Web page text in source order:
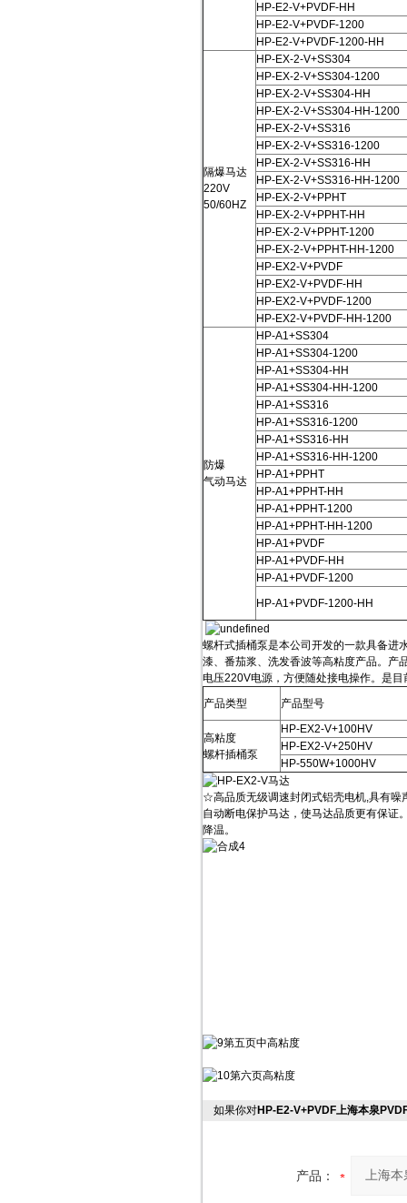
HP-E2-V+PVDF-HH
HP-E2-V+PVDF-1200
HP-E2-V+PVDF-1200-HH
隔爆马达
220V
50/60HZ
HP-EX-2-V+SS304
HP-EX-2-V+SS304-1200
HP-EX-2-V+SS304-HH
HP-EX-2-V+SS304-HH-1200
HP-EX-2-V+SS316
HP-EX-2-V+SS316-1200
HP-EX-2-V+SS316-HH
HP-EX-2-V+SS316-HH-1200
HP-EX-2-V+PPHT
HP-EX-2-V+PPHT-HH
HP-EX-2-V+PPHT-1200
HP-EX-2-V+PPHT-HH-1200
HP-EX2-V+PVDF
HP-EX2-V+PVDF-HH
HP-EX2-V+PVDF-1200
HP-EX2-V+PVDF-HH-1200
防爆
气动马达
HP-A1+SS304
HP-A1+SS304-1200
HP-A1+SS304-HH
HP-A1+SS304-HH-1200
HP-A1+SS316
HP-A1+SS316-1200
HP-A1+SS316-HH
HP-A1+SS316-HH-1200
HP-A1+PPHT
HP-A1+PPHT-HH
HP-A1+PPHT-1200
HP-A1+PPHT-HH-1200
HP-A1+PVDF
HP-A1+PVDF-HH
HP-A1+PVDF-1200
HP-A1+PVDF-1200-HH
螺杆式插桶泵是本公司开发的一款具备进
漆、番茄浆、洗发香波等高粘度产品。产
电压220V电源，方便随处接电操作。是
产品类型
产品型号
高粘度
螺杆插桶泵
HP-EX2-V+100HV
HP-EX2-V+250HV
HP-550W+1000HV
☆高品质无级调速封闭式铝壳电机,具有噪
自动断电保护马达，使马达品质更有保证
降温。
如果你对HP-E2-V+PVDF上海本泉
产品：